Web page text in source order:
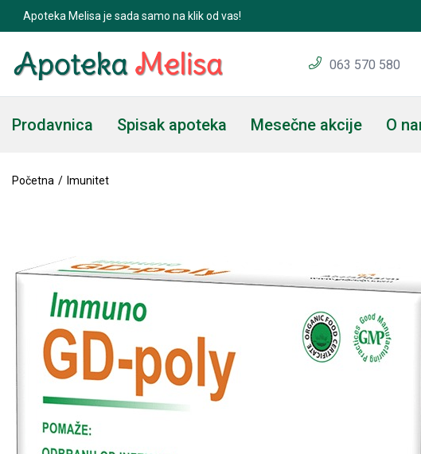
Apoteka Melisa je sada samo na klik od vas!
063 570 580
Prodavnica Spisak apoteka Mesečne akcije O
Početna Imunitet